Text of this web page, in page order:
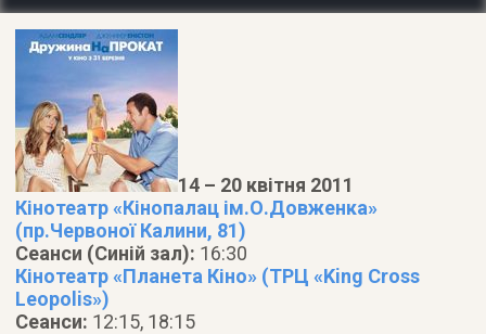
ДОВІДКА
14 – 20 квітня 2011
Кінотеатр «Кінопалац ім.О.Довженка»
(пр.Червоної Калини, 81)
Сеанси (Синій зал): 16:30
Кінотеатр «Планета Кіно» (ТРЦ «King Cross
Leopolis»)
Сеанси: 12:15, 18:15